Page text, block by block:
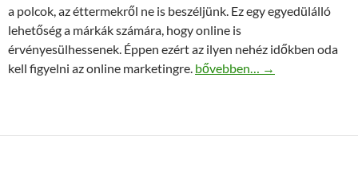
a polcok, az éttermekről ne is beszéljünk. Ez egy egyedülálló
lehetőség a márkák számára, hogy online is
érvényesülhessenek. Éppen ezért az ilyen nehéz időkben oda
kell figyelni az online marketingre. Most fontos az online
bővebben… →